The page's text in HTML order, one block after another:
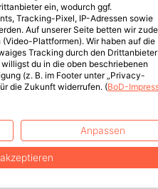
ein, wodurch ggf.
Tracking-Pixel, IP-Adressen sowie
Auf unserer Seite betten wir
Plattformen). Wir haben auf die
Tracking durch den Drittanbieter
du in die oben beschriebenen
(z. B. im Footer unter „Privacy-
die Zukunft widerrufen. (BoD-
Anpassen